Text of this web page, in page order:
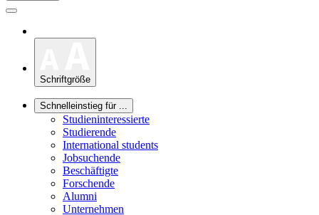
Schriftgröße
Schnelleinstieg für ...
Studieninteressierte
Studierende
International students
Jobsuchende
Beschäftigte
Forschende
Alumni
Unternehmen